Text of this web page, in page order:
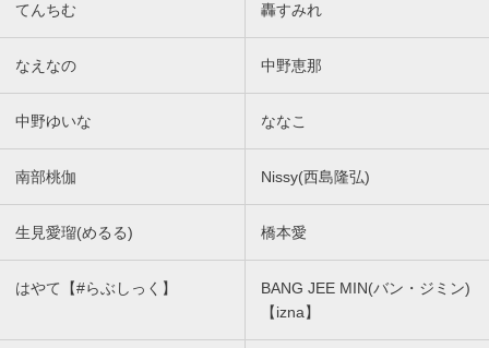
てんちむ 轟すみれ
なえなの 中野恵那
中野ゆいな ななこ
南部桃伽 Nissy(西島隆弘)
生見愛瑠(めるる) 橋本愛
はやて【#らぶしっく】
BANG JEE MIN(バン・ジミン)
【izna】